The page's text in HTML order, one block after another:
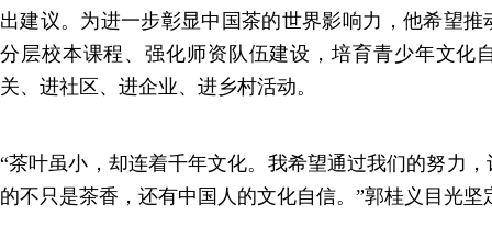
出建议。为进一步彰显中国茶的世界影响力，他希望
分层校本课程、强化师资队伍建设，培育青少年文化
关、进社区、进企业、进乡村活动。
“茶叶虽小，却连着千年文化。我希望通过我们的努力
的不只是茶香，还有中国人的文化自信。”郭桂义目光坚